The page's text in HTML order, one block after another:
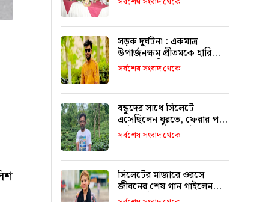
আহমদ চৌধুরী
সড়ক দুর্ঘটনা : একমাত্র
উপার্জনক্ষম প্রীতমকে হারিয়ে
বাকরুদ্ধ পরিবার
সর্বশেষ সংবাদ থেকে
বন্ধুদের সাথে সিলেটে
এসেছিলেন ঘুরতে, ফেরার পথে
দুর্ঘটনায় মারা যান সাইফুল
সর্বশেষ সংবাদ থেকে
সিলেটের মাজারে ওরসে
জীবনের শেষ গান গাইলেন
পেহেলি ভৈরবী